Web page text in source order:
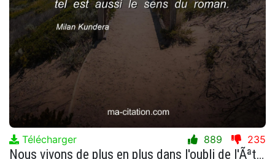
Télécharger 889 235
Nous vivons de plus en plus dans l'oubli de l'Ãªtre. Reconstituer cette sensibilitÃ© Ã la vie, cette attention aux coÃ¯ncidences, tel est aussi le sens du roman.